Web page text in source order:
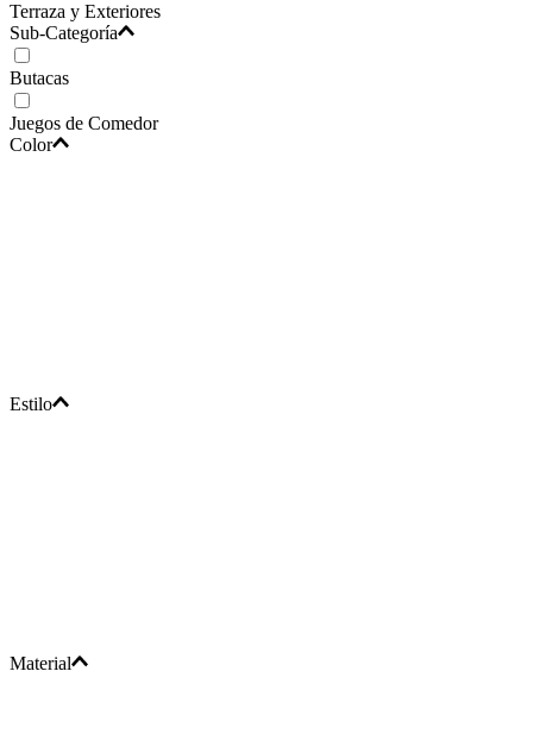
Terraza y Exteriores
Sub-Categoría
Butacas
Juegos de Comedor
Color
Estilo
Material